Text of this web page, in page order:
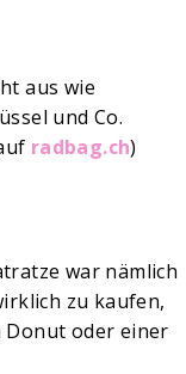
aus wie
und Co.
radbag.ch)
war nämlich
zu kaufen,
Donut oder einer